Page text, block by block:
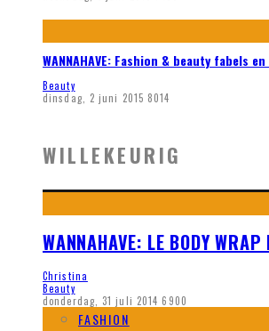
WANNAHAVE: Fashion & beauty fabels
Beauty
dinsdag, 2 juni 2015 8014
WILLEKEURIG
WANNAHAVE: LE BODY
Christina
Beauty
donderdag, 31 juli 2014 6900
FASHION